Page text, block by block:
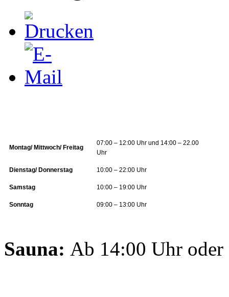
Montag/ Mittwoch/ Freitag
07:00 – 12:00 Uhr und 14:00 – 22.00
Uhr
Dienstag/ Donnerstag 10:00 – 22:00 Uhr
Samstag 10:00 – 19:00 Uhr
Sonntag 09:00 – 13:00 Uhr
Sauna: Ab 14:00 Uhr oder